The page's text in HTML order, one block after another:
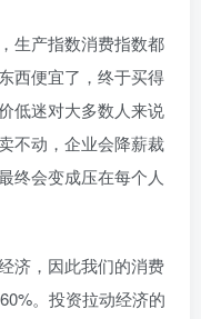
生产指数消费指数都
西便宜了，终于买得
低迷对大多数人来说
不动，企业会降薪裁
终会变成压在每个人
济，因此我们的消费
。投资拉动经济的